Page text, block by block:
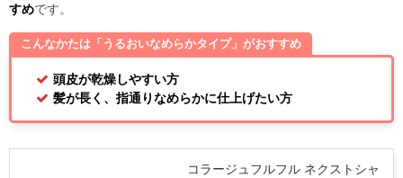
すめです。
こんなかたは「うるおいなめらかタイプ」がおすすめ
頭皮が乾燥しやすい方
髪が長く、指通りなめらかに仕上げたい方
コラージュフルフル ネクストシャ